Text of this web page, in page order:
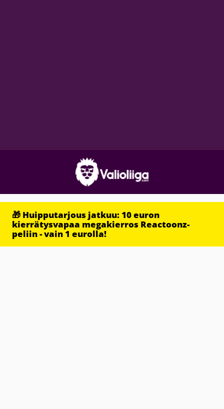
🎁 Huipputarjous jatkuu: 10 euron
kierrätysvapaa megakierros Reactoonz-
peliin - vain 1 eurolla!